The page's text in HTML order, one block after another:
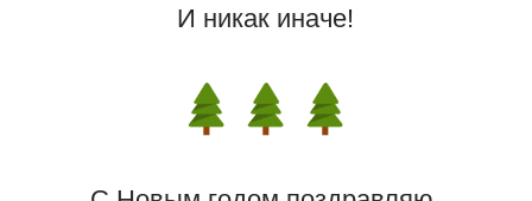
И никак иначе!